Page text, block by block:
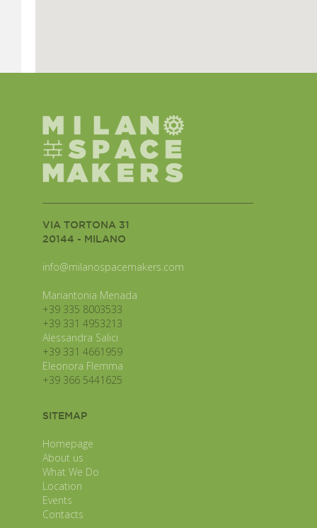
VIA TORTONA 31
20144 - MILANO
info@milanospacemakers.com
Mariantonia Menada
+39 335 8003533
+39 331 4953213
Alessandra Salici
+39 331 4661959
Eleonora Flemma
+39 366 5441625
SITEMAP
Homepage
About us
What We Do
Location
Events
Contacts